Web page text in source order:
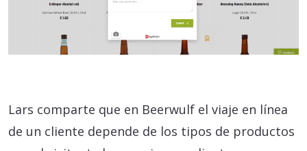
Lars comparte que en Beerwulf el viaje en línea
de un cliente depende de los tipos de productos